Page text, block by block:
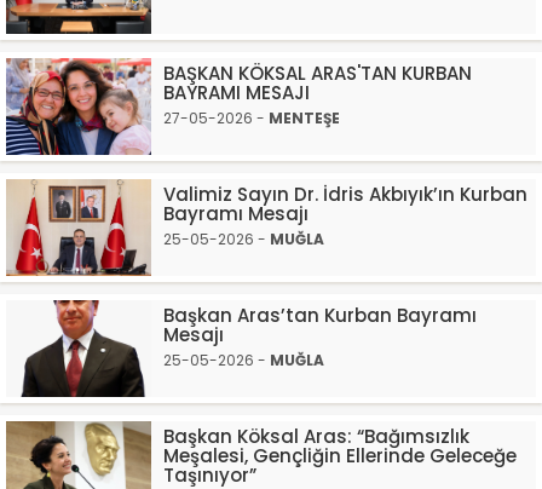
BAŞKAN KÖKSAL ARAS'TAN KURBAN
BAYRAMI MESAJI
27-05-2026 - MENTEŞE
Valimiz Sayın Dr. İdris Akbıyık’ın Kurban
Bayramı Mesajı
25-05-2026 - MUĞLA
Başkan Aras’tan Kurban Bayramı
Mesajı
25-05-2026 - MUĞLA
Başkan Köksal Aras: “Bağımsızlık
Meşalesi, Gençliğin Ellerinde Geleceğe
Taşınıyor”